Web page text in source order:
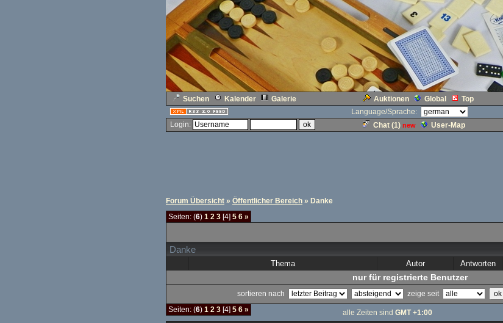
Suchen Kalender Galerie Auktionen Global Top
Language/Sprache:
Login:
Chat (1) new User-Map
Forum Übersicht » Öffentlicher Bereich » Danke
Seiten: (6) 1 2 3 [4] 5 6 »
Danke
Thema Autor Antworten
nur für registrierte Benutzer
sortieren nach
zeige seit
Seiten: (6) 1 2 3 [4] 5 6 » alle Zeiten sind GMT +1:00